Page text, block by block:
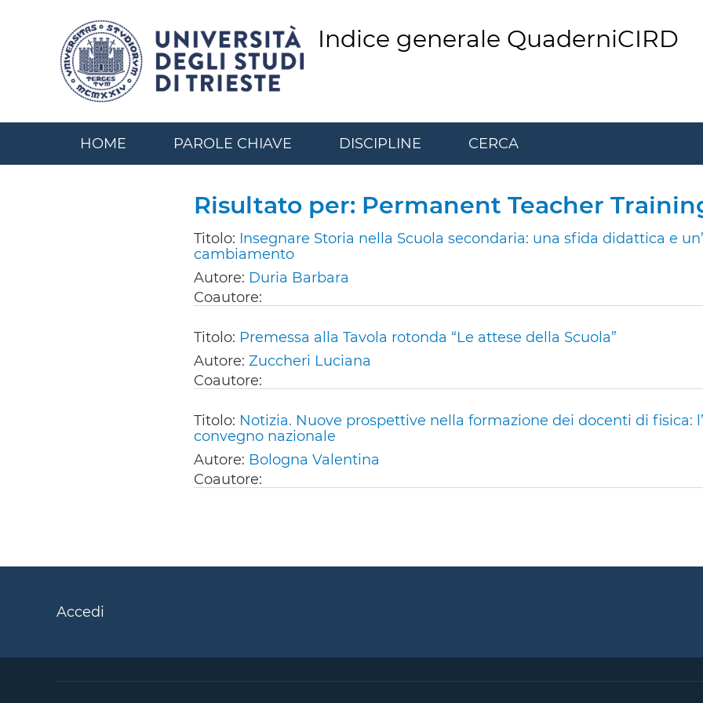
contenuto
principale
Indice generale QuaderniCIRD
HOME PAROLE CHIAVE DISCIPLINE CERCA
Risultato per: Permanent Teacher
Titolo: Insegnare Storia nella Scuola secondaria: una sfida didattica e
cambiamento
Autore: Duria Barbara
Coautore:
Titolo: Premessa alla Tavola rotonda “Le attese della Scuola”
Autore: Zuccheri Luciana
Coautore:
Titolo: Notizia. Nuove prospettive nella formazione dei docenti di fisica:
convegno nazionale
Autore: Bologna Valentina
Coautore:
Accedi